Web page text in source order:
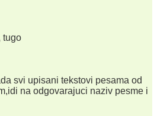
tugo
svi upisani tekstovi pesama od
na odgovarajuci naziv pesme i